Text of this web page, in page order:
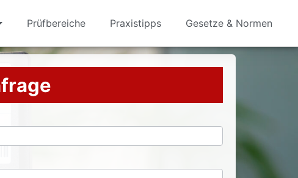
Prüfbereiche Praxistipps Gesetze & Normen